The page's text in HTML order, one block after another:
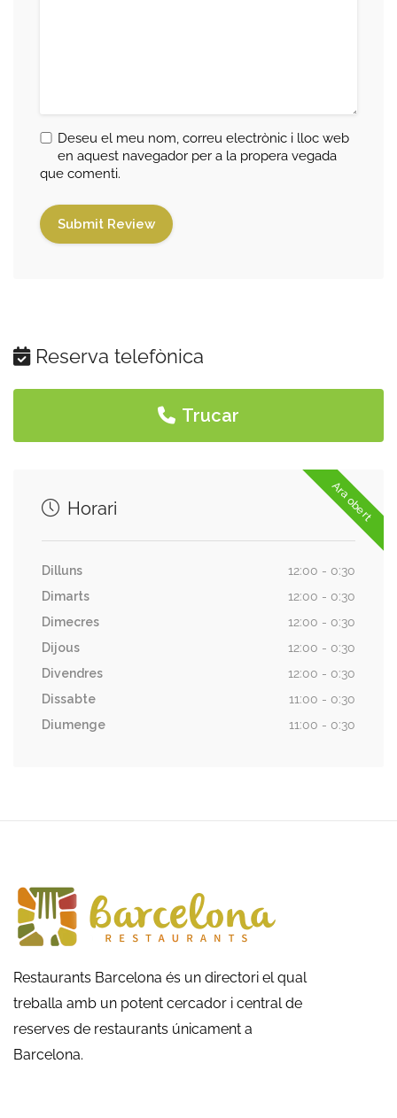
Deseu el meu nom, correu electrònic i lloc web
en aquest navegador per a la propera vegada
que comenti.
Reserva telefònica
Trucar
Ara obert
Horari
Dilluns
12:00 - 0:30
Dimarts
12:00 - 0:30
Dimecres
12:00 - 0:30
Dijous
12:00 - 0:30
Divendres
12:00 - 0:30
Dissabte
11:00 - 0:30
Diumenge
11:00 - 0:30
Restaurants Barcelona és un directori el qual
treballa amb un potent cercador i central de
reserves de restaurants únicament a
Barcelona.